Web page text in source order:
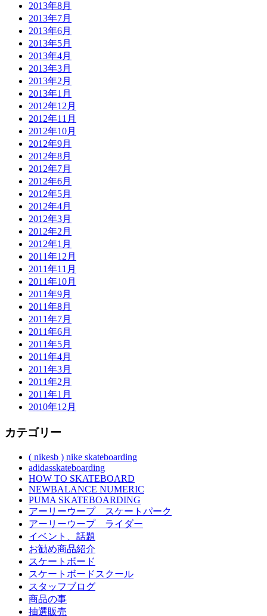
2013年8月
2013年7月
2013年6月
2013年5月
2013年4月
2013年3月
2013年2月
2013年1月
2012年12月
2012年11月
2012年10月
2012年9月
2012年8月
2012年7月
2012年6月
2012年5月
2012年4月
2012年3月
2012年2月
2012年1月
2011年12月
2011年11月
2011年10月
2011年9月
2011年8月
2011年7月
2011年6月
2011年5月
2011年4月
2011年3月
2011年2月
2011年1月
2010年12月
カテゴリー
( nikesb ) nike skateboarding
adidasskateboarding
HOW TO SKATEBOARD
NEWBALANCE NUMERIC
PUMA SKATEBOARDING
アーリーウープ スケートパーク
アーリーウープ ライダー
イベント、話題
お勧め商品紹介
スケートボード
スケートボードスクール
スタッフブログ
商品の事
抽選販売